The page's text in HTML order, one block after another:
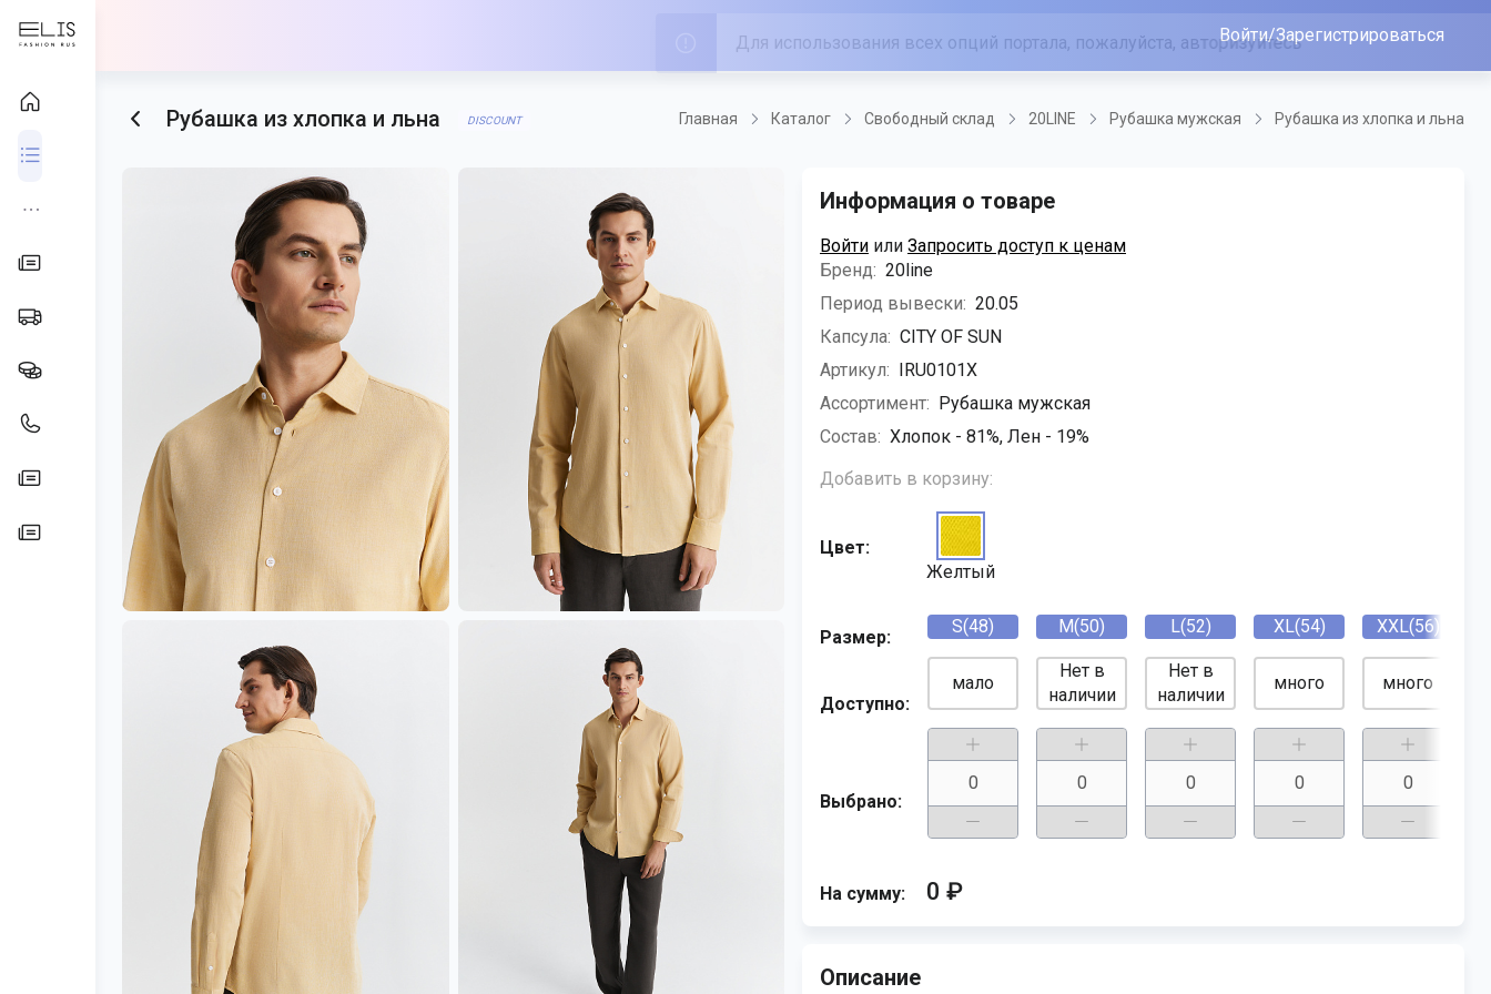
Войти/Зарегистрироваться
Рубашка из хлопка и льна DISCOUNT Главная Каталог Свободный склад 20LINE Рубашка мужская Рубашка из хлопка и льна
Информация о товаре
Войти или Запросить доступ к ценам
Бренд: 20line
Период вывески: 20.05
Капсула: CITY OF SUN
Артикул: IRU0101Х
Ассортимент: Рубашка мужская
Состав: Хлопок - 81%, Лен - 19%
Добавить в корзину:
Цвет:
Желтый
Размер:
Доступно:
Выбрано:
S(48) M(50) L(52) XL(54) XXL(56)
мало
Нет в
наличии
Нет в
наличии
много много
На сумму: 0 ₽
Описание